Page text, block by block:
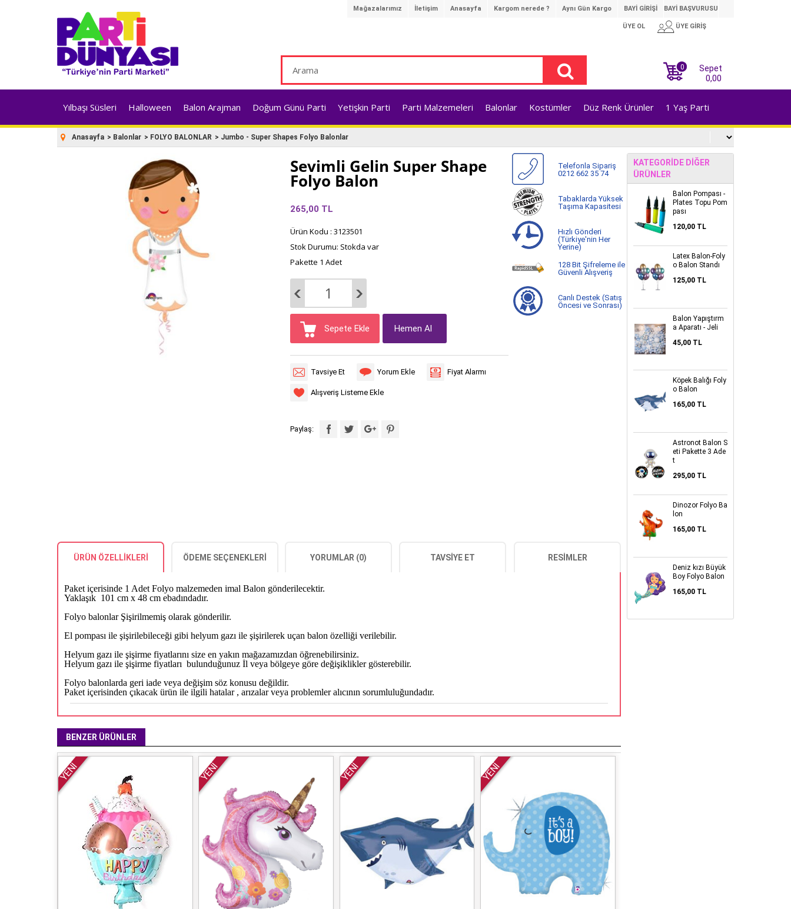
Mağazalarımız İletişim Anasayfa Kargom nerede ? Aynı Gün Kargo BAYİ GİRİŞİ BAYİ BAŞVURUSU
ÜYE GİRİŞ
ÜYE OL
Sepet
0
0,00
Yılbaşı Süsleri Halloween Balon Arajman Doğum Günü Parti Yetişkin Parti Parti Malzemeleri Balonlar Kostümler Düz Renk Ürünler 1 Yaş Parti
Anasayfa > Balonlar > FOLYO BALONLAR > Jumbo - Super Shapes Folyo Balonlar
Sevimli Gelin Super Shape
Folyo Balon
265,00 TL
Ürün Kodu : 3123501
Stok Durumu: Stokda var
Pakette 1 Adet
Sepete Ekle Hemen Al
Tavsiye Et Yorum Ekle Fiyat Alarmı
Alışveriş Listeme Ekle
Paylaş:
Telefonla Sipariş
0212 662 35 74
Tabaklarda Yüksek
Taşıma Kapasitesi
Hızlı Gönderi
(Türkiye'nin Her
Yerine)
128 Bit Şifreleme ile
Güvenli Alışveriş
Canlı Destek (Satış
Öncesi ve Sonrası)
ÜRÜN ÖZELLIKLERI ÖDEME SEÇENEKLERI YORUMLAR (0) TAVSIYE ET RESIMLER
Paket içerisinde 1 Adet Folyo malzemeden imal Balon gönderilecektir.
Yaklaşık 101 cm x 48 cm ebadındadır.
Folyo balonlar Şişirilmemiş olarak gönderilir.
El pompası ile şişirilebileceği gibi helyum gazı ile şişirilerek uçan balon özelliği verilebilir.
Helyum gazı ile şişirme fiyatlarını size en yakın mağazamızdan öğrenebilirsiniz.
Helyum gazı ile şişirme fiyatları bulunduğunuz İl veya bölgeye göre değişiklikler gösterebilir.
Folyo balonlarda geri iade veya değişim söz konusu değildir.
Paket içerisinden çıkacak ürün ile ilgili hatalar , arızalar veya problemler alıcının sorumluluğundadır.
BENZER ÜRÜNLER
YENİ YENİ YENİ YENİ
KATEGORIDE DIĞER
ÜRÜNLER
Balon Pompası -
Plates Topu Pom
pası
120,00 TL
Latex Balon-Foly
o Balon Standı
125,00 TL
Balon Yapıştırm
a Aparatı - Jeli
45,00 TL
Köpek Balığı Foly
o Balon
165,00 TL
Astronot Balon S
eti Pakette 3 Ade
t
295,00 TL
Dinozor Folyo Ba
lon
165,00 TL
Deniz kızı Büyük
Boy Folyo Balon
165,00 TL